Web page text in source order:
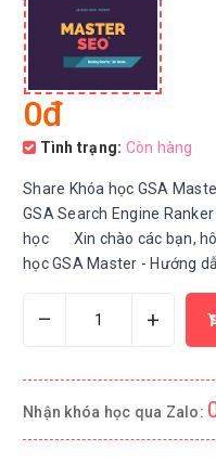
0đ
Tình trạng: Còn hàng
Share Khóa học GSA
GSA Search Engine
học Xin chào các bạn,
học GSA Master - Hướng
– +
Nhận khóa học qua Zalo: